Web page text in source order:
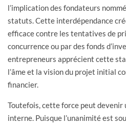
l’implication des fondateurs
statuts. Cette interdépendance
efficace contre les tentatives de
concurrence ou par des fonds
entrepreneurs apprécient cette
l’âme et la vision du projet initial
financier.
Toutefois, cette force peut devenir
interne. Puisque l’unanimité est